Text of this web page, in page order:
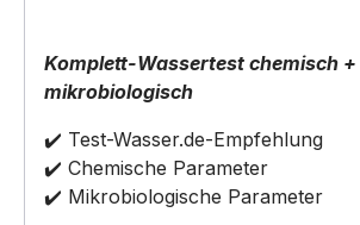
Komplett-Wassertest chemisch +
mikrobiologisch
✔️ Test-Wasser.de-Empfehlung
✔️ Chemische Parameter
✔️ Mikrobiologische Parameter